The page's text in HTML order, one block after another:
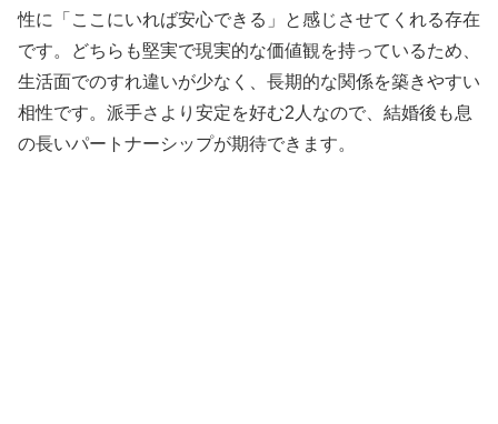
性に「ここにいれば安心できる」と感じさせてくれる存在
です。どちらも堅実で現実的な価値観を持っているため、
生活面でのすれ違いが少なく、長期的な関係を築きやすい
相性です。派手さより安定を好む2人なので、結婚後も息
の長いパートナーシップが期待できます。